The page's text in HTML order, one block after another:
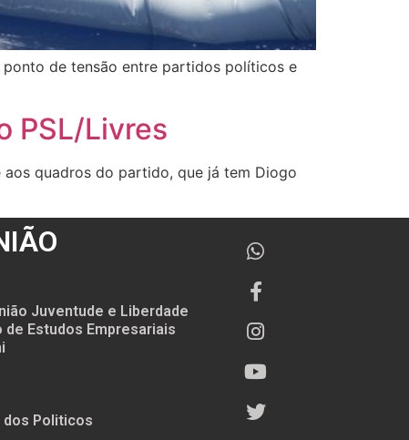
ponto de tensão entre partidos políticos e
PSL/Livres
aos quadros do partido, que já tem Diogo
Juventude e Liberdade
de Estudos Empresariais
dos Politicos